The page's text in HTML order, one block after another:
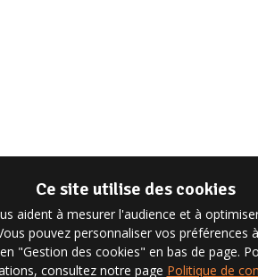
Ce site utilise des cookies
aident à mesurer l'audience et à
pouvez personnaliser vos préférences
"Gestion des cookies" en bas de page.
consultez notre page Politique de